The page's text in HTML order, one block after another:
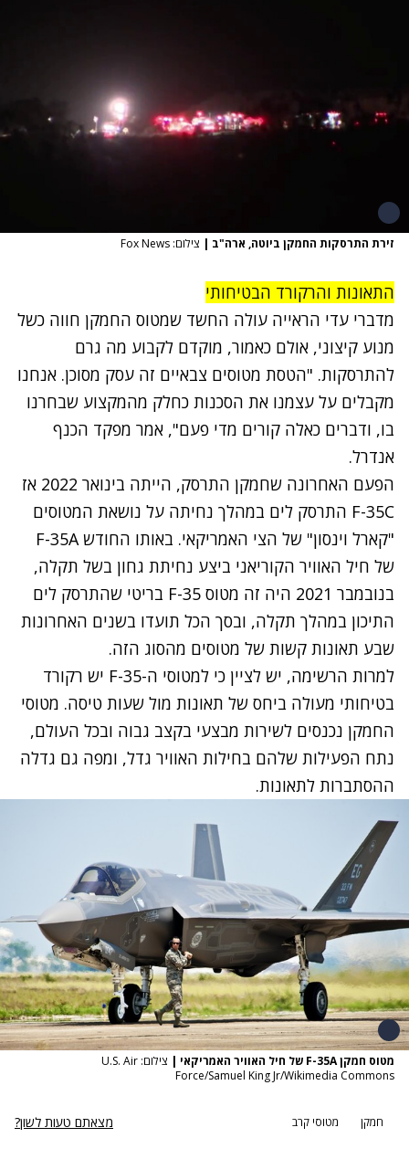
זירת התרסקות החמקן ביוטה, ארה"ב | צילום: Fox News
התאונות והרקורד הבטיחותי
מדברי עדי הראייה עולה החשד שמטוס החמקן חווה כשל
מנוע קיצוני, אולם כאמור, מוקדם לקבוע מה גרם
להתרסקות. "הטסת מטוסים צבאיים זה עסק מסוכן. אנחנו
מקבלים על עצמנו את הסכנות כחלק מהמקצוע שבחרנו
בו, ודברים כאלה קורים מדי פעם", אמר מפקד הכנף
אנדרל.
הפעם האחרונה שחמקן התרסק, הייתה בינואר 2022 אז
F-35C התרסק לים
במהלך נחיתה על נושאת המטוסים
"קארל וינסון" של הצי האמריקאי. באותו החודשF-35A
של חיל האוויר הקוריאני ביצע נחיתת גחון בשל תקלה,
בנובמבר 2021 היה זה מטוס
F-35 בריטי שהתרסק לים
התיכון במהלך תקלה, ובסך הכל תועדו בשנים האחרונות
שבע תאונות קשות של מטוסים מהסוג הזה.
למרות הרשימה, יש לציין כי למטוסי ה-F-35 יש רקורד
בטיחותי מעולה ביחס של תאונות מול שעות טיסה. מטוסי
החמקן נכנסים לשירות מבצעי בקצב גבוה ובכל העולם,
נתח הפעילות שלהם בחילות האוויר גדל, ומפה גם גדלה
ההסתברות לתאונות.
מטוס חמקן F-35A של חיל האוויר האמריקאי |
צילום: U.S. Air
Force/Samuel King Jr/Wikimedia Commons
חמקן מטוסי קרב מצאתם טעות לשון?